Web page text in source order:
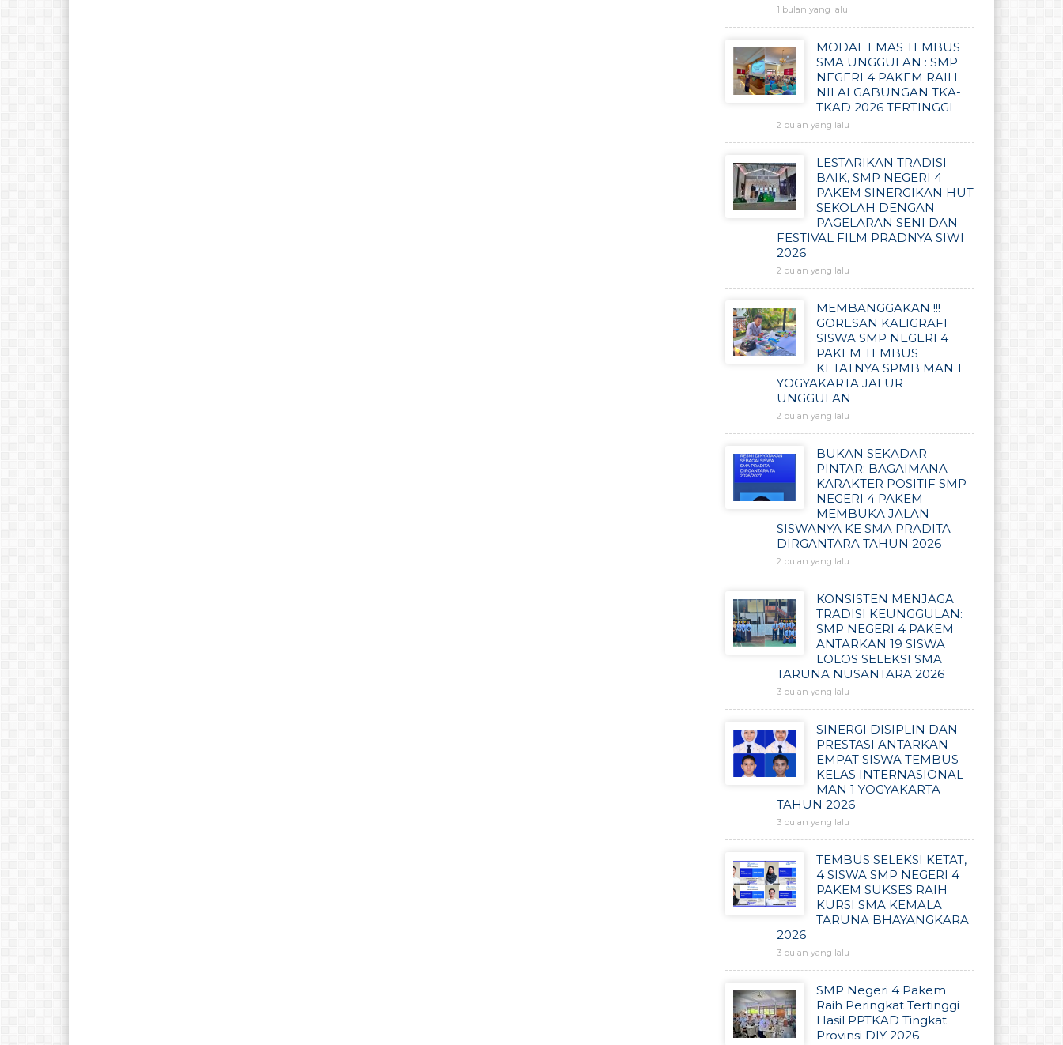
1 bulan yang lalu
MODAL EMAS TEMBUS
SMA UNGGULAN : SMP
NEGERI 4 PAKEM RAIH
NILAI GABUNGAN TKA-
TKAD 2026 TERTINGGI
2 bulan yang lalu
LESTARIKAN TRADISI
BAIK, SMP NEGERI 4
PAKEM SINERGIKAN HUT
SEKOLAH DENGAN
PAGELARAN SENI DAN
FESTIVAL FILM PRADNYA SIWI
2026
2 bulan yang lalu
MEMBANGGAKAN !!!
GORESAN KALIGRAFI
SISWA SMP NEGERI 4
PAKEM TEMBUS
KETATNYA SPMB MAN 1
YOGYAKARTA JALUR
UNGGULAN
2 bulan yang lalu
BUKAN SEKADAR
PINTAR: BAGAIMANA
KARAKTER POSITIF SMP
NEGERI 4 PAKEM
MEMBUKA JALAN
SISWANYA KE SMA PRADITA
DIRGANTARA TAHUN 2026
2 bulan yang lalu
KONSISTEN MENJAGA
TRADISI KEUNGGULAN:
SMP NEGERI 4 PAKEM
ANTARKAN 19 SISWA
LOLOS SELEKSI SMA
TARUNA NUSANTARA 2026
3 bulan yang lalu
SINERGI DISIPLIN DAN
PRESTASI ANTARKAN
EMPAT SISWA TEMBUS
KELAS INTERNASIONAL
MAN 1 YOGYAKARTA
TAHUN 2026
3 bulan yang lalu
TEMBUS SELEKSI KETAT,
4 SISWA SMP NEGERI 4
PAKEM SUKSES RAIH
KURSI SMA KEMALA
TARUNA BHAYANGKARA
2026
3 bulan yang lalu
SMP Negeri 4 Pakem
Raih Peringkat Tertinggi
Hasil PPTKAD Tingkat
Provinsi DIY 2026